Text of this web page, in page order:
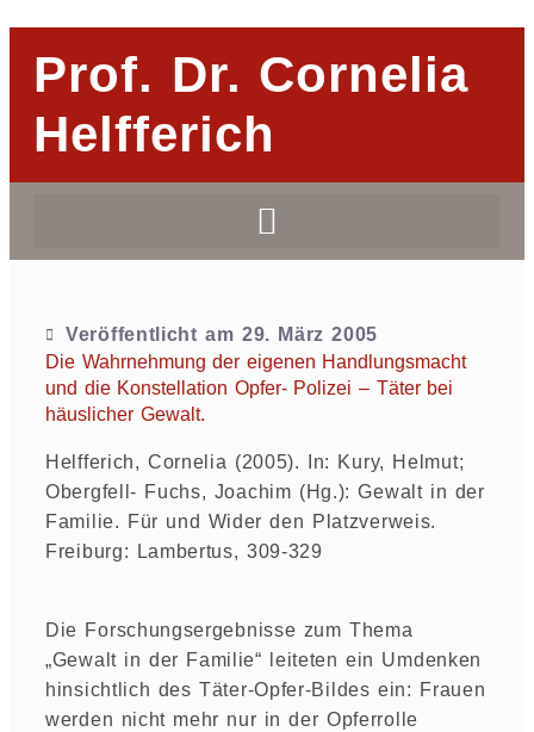
Prof. Dr. Cornelia
Helfferich
Veröffentlicht am 29. März 2005
Die Wahrnehmung der eigenen Handlungsmacht
und die Konstellation Opfer- Polizei – Täter bei
häuslicher Gewalt.
Helfferich, Cornelia (2005). In: Kury, Helmut;
Obergfell- Fuchs, Joachim (Hg.): Gewalt in der
Familie. Für und Wider den Platzverweis.
Freiburg: Lambertus, 309-329
Die Forschungsergebnisse zum Thema
„Gewalt in der Familie“ leiteten ein Umdenken
hinsichtlich des Täter-Opfer-Bildes ein: Frauen
werden nicht mehr nur in der Opferrolle